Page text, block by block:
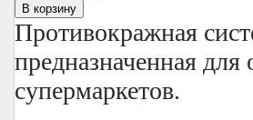
Противокражная
предназначенная
супермаркетов.